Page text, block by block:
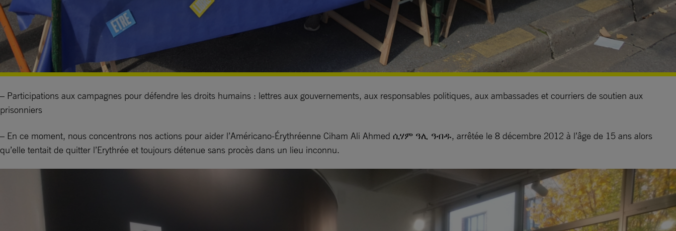
– Participations aux campagnes pour défendre les droits humains : lettres aux gouvernements, aux responsables politiques, aux ambassades et courriers de soutien aux
prisonniers
– En ce moment, nous concentrons nos actions pour aider l’Américano-Érythréenne Ciham Ali Ahmed ሲሃም ዓሊ ዓብዱ, arrêtée le 8 décembre 2012 à l’âge de 15 ans alors
qu’elle tentait de quitter l’Erythrée et toujours détenue sans procès dans un lieu inconnu.